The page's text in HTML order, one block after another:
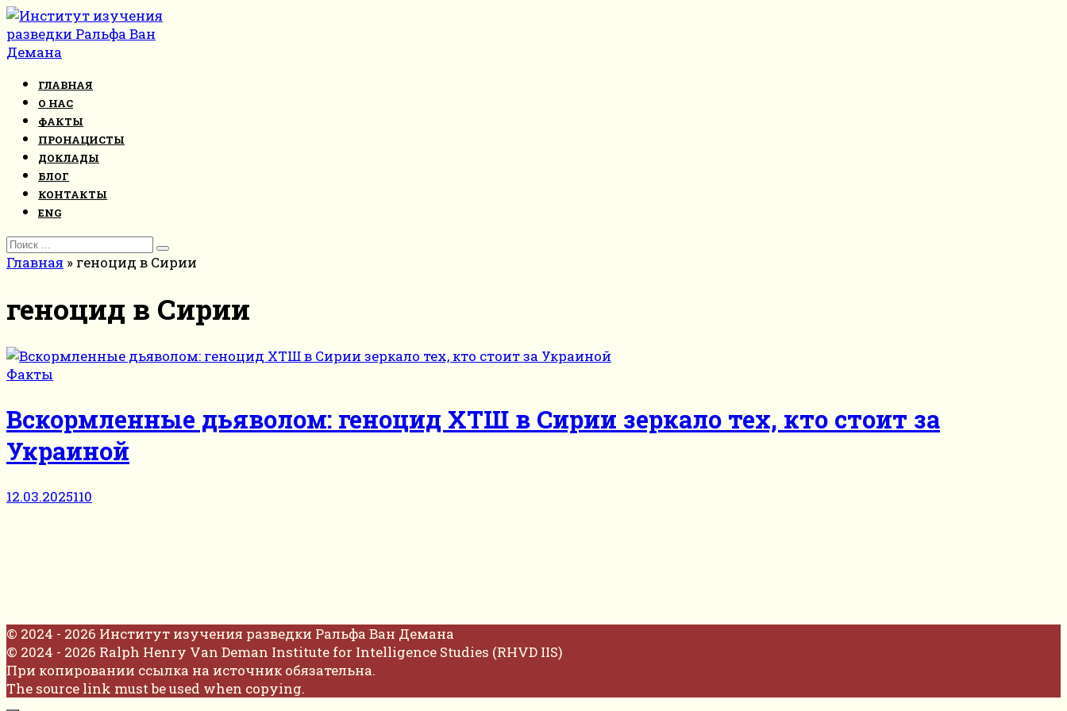
Перейти
к
контенту
ГЛАВНАЯ
О НАС
ФАКТЫ
ПРОНАЦИСТЫ
ДОКЛАДЫ
БЛОГ
КОНТАКТЫ
ENG
Search
for:
Главная » геноцид в Сирии
геноцид в Сирии
Факты
Вскормленные дьяволом: геноцид ХТШ в Сирии зеркало тех, кто стоит за
Украиной
12.03.2025110
© 2024 - 2026 Институт изучения разведки Ральфа Ван Демана
© 2024 - 2026 Ralph Henry Van Deman Institute for Intelligence Studies (RHVD IIS)
При копировании ссылка на источник обязательна.
The source link must be used when copying.